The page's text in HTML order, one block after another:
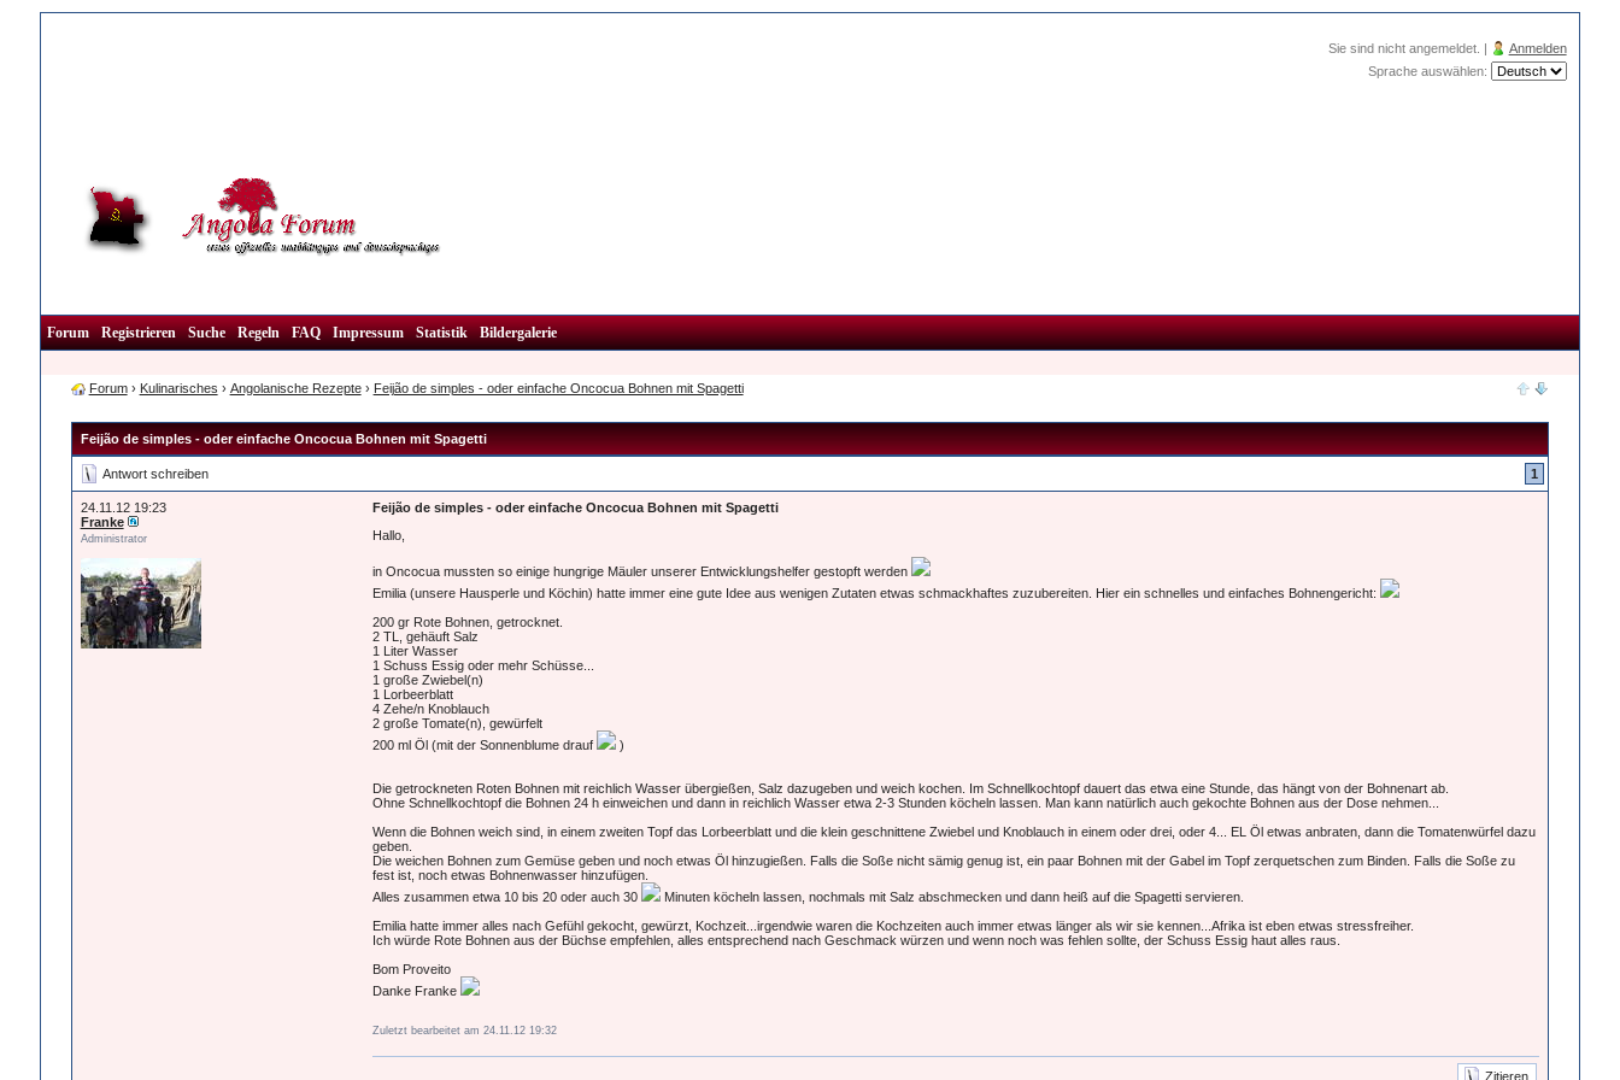
Sie sind nicht angemeldet. |
Anmelden
Sprache auswählen:
Forum Registrieren Suche Regeln FAQ Impressum Statistik Bildergalerie
Forum› Kulinarisches › Angolanische Rezepte› Feijão de simples - oder einfache Oncocua Bohnen mit Spagetti
Feijão de simples - oder einfache Oncocua Bohnen mit Spagetti
Antwort schreiben 1
24.11.12 19:23
Franke
Administrator
Feijão de simples - oder einfache Oncocua Bohnen mit Spagetti
Hallo,
in Oncocua mussten so einige hungrige Mäuler unserer Entwicklungshelfer gestopft werden
Emilia (unsere Hausperle und Köchin) hatte immer eine gute Idee aus wenigen Zutaten etwas schmackhaftes zuzubereiten. Hier ein schnelles und einfaches Bohnengericht:
200 gr Rote Bohnen, getrocknet.
2 TL, gehäuft Salz
1 Liter Wasser
1 Schuss Essig oder mehr Schüsse...
1 große Zwiebel(n)
1 Lorbeerblatt
4 Zehe/n Knoblauch
2 große Tomate(n), gewürfelt
200 ml Öl (mit der Sonnenblume drauf
)
Die getrockneten Roten Bohnen mit reichlich Wasser übergießen, Salz dazugeben und weich kochen. Im Schnellkochtopf dauert das etwa eine Stunde, das hängt von der Bohnenart ab.
Ohne Schnellkochtopf die Bohnen 24 h einweichen und dann in reichlich Wasser etwa 2-3 Stunden köcheln lassen. Man kann natürlich auch gekochte Bohnen aus der Dose nehmen...
Wenn die Bohnen weich sind, in einem zweiten Topf das Lorbeerblatt und die klein geschnittene Zwiebel und Knoblauch in einem oder drei, oder 4... EL Öl etwas anbraten, dann die Tomatenwürfel dazu
geben.
Die weichen Bohnen zum Gemüse geben und noch etwas Öl hinzugießen. Falls die Soße nicht sämig genug ist, ein paar Bohnen mit der Gabel im Topf zerquetschen zum Binden. Falls die Soße zu
fest ist, noch etwas Bohnenwasser hinzufügen.
Alles zusammen etwa 10 bis 20 oder auch 30
Minuten köcheln lassen, nochmals mit Salz abschmecken und dann heiß auf die Spagetti servieren.
Emilia hatte immer alles nach Gefühl gekocht, gewürzt, Kochzeit...irgendwie waren die Kochzeiten auch immer etwas länger als wir sie kennen...Afrika ist eben etwas stressfreiher.
Ich würde Rote Bohnen aus der Büchse empfehlen, alles entsprechend nach Geschmack würzen und wenn noch was fehlen sollte, der Schuss Essig haut alles raus.
Bom Proveito
Danke Franke
Zuletzt bearbeitet am 24.11.12 19:32
Zitieren